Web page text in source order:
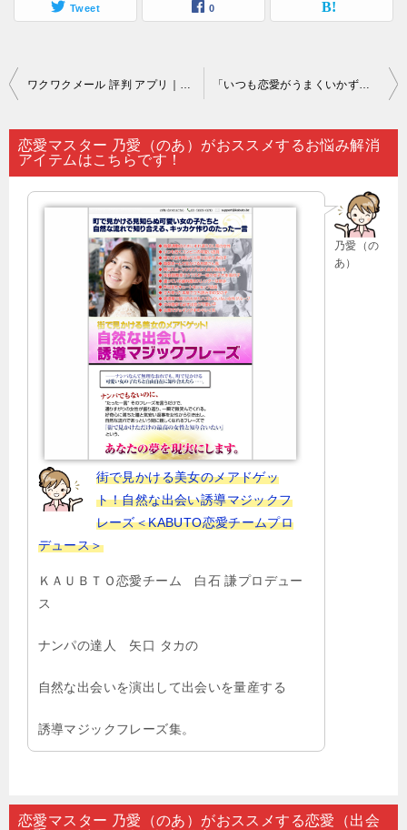
Tweet 0
投
ナ
ビ
ワクワクメール 評判 アプリ｜ずっと考えすぎても…。 「いつも恋愛がうまくいかずに終わってしまう」と思い悩んでいるのなら…。
恋愛マスター 乃愛（のあ）がおススメするお悩み解消
アイテムはこちらです！
乃愛（の
あ）
街で見かける美女のメアドゲッ
ト！自然な出会い誘導マジックフ
レーズ＜KABUTO恋愛チームプロ
デュース＞
ＫＡＵＢＴＯ恋愛チーム 白石 謙プロデュー
ス
ナンパの達人 矢口 タカの
自然な出会いを演出して出会いを量産する
誘導マジックフレーズ集。
恋愛マスター 乃愛（のあ）がおススメする恋愛（出会